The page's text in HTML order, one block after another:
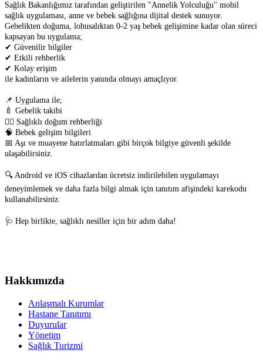
Sağlık Bakanlığımız tarafından geliştirilen "Annelik Yolculuğu" mobil
sağlık uygulaması, anne ve bebek sağlığına dijital destek sunuyor.
Gebelikten doğuma, lohusalıktan 0-2 yaş bebek gelişimine kadar olan süreci
kapsayan bu uygulama;
✔ Güvenilir bilgiler
✔ Etkili rehberlik
✔ Kolay erişim
ile kadınların ve ailelerin yanında olmayı amaçlıyor.
📌 Uygulama ile;
🍼 Gebelik takibi
👩 Sağlıklı doğum rehberliği
🧠 Bebek gelişim bilgileri
📅 Aşı ve muayene hatırlatmaları gibi birçok bilgiye güvenli şekilde
ulaşabilirsiniz.
🔍 Android ve iOS cihazlardan ücretsiz indirilebilen uygulamayı
deneyimlemek ve daha fazla bilgi almak için tanıtım afişindeki karekodu
kullanabilirsiniz.
🩺 Hep birlikte, sağlıklı nesiller için bir adım daha!
Hakkımızda
Anlaşmalı Kurumlar
Hastane Tanıtımı
Duyurular
Yönetim
Sağlık Turizmi